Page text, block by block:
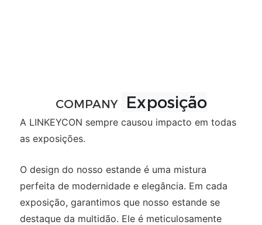
COMPANY Exposição
A LINKEYCON sempre causou impacto em todas
as exposições.
O design do nosso estande é uma mistura
perfeita de modernidade e elegância. Em cada
exposição, garantimos que nosso estande se
destaque da multidão. Ele é meticulosamente